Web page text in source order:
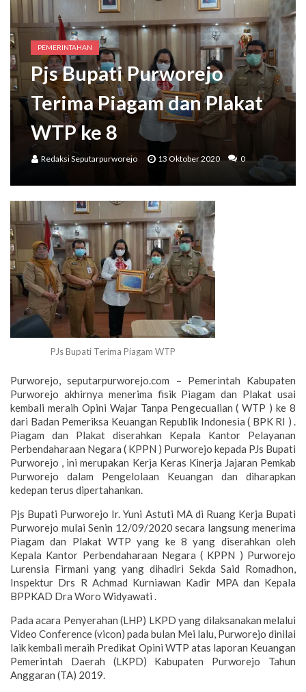
PEMERINTAHAN
Pjs Bupati Purworejo
Terima Piagam dan Plakat
WTP ke 8
Redaksi Seputarpurworejo 13 Oktober 2020 0
PJs Bupati Terima Piagam WTP
Purworejo, seputarpurworejo.com – Pemerintah Kabupaten
Purworejo akhirnya menerima fisik Piagam dan Plakat usai
kembali meraih Opini Wajar Tanpa Pengecualian ( WTP ) ke 8
dari Badan Pemeriksa Keuangan Republik Indonesia ( BPK RI ) .
Piagam dan Plakat diserahkan Kepala Kantor Pelayanan
Perbendaharaan Negara ( KPPN ) Purworejo kepada PJs Bupati
Purworejo , ini merupakan Kerja Keras Kinerja Jajaran Pemkab
Purworejo dalam Pengelolaan Keuangan dan diharapkan
kedepan terus dipertahankan.
Pjs Bupati Purworejo Ir. Yuni Astuti MA di Ruang Kerja Bupati
Purworejo mulai Senin 12/09/2020 secara langsung menerima
Piagam dan Plakat WTP yang ke 8 yang diserahkan oleh
Kepala Kantor Perbendaharaan Negara ( KPPN ) Purworejo
Lurensia Firmani yang yang dihadiri Sekda Said Romadhon,
Inspektur Drs R Achmad Kurniawan Kadir MPA dan Kepala
BPPKAD Dra Woro Widyawati .
Pada acara Penyerahan (LHP) LKPD yang dilaksanakan melalui
Video Conference (vicon) pada bulan Mei lalu, Purworejo dinilai
laik kembali meraih Predikat Opini WTP atas laporan Keuangan
Pemerintah Daerah (LKPD) Kabupaten Purworejo Tahun
Anggaran (TA) 2019.